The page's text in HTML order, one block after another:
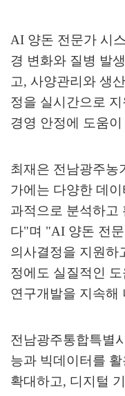
AI 양돈 전문가 시
경 변화와 질병 발
고, 사양관리와 생
정을 실시간으로
경영 안정에 도움
최재은 전남광주농
가에는 다양한 데
과적으로 분석하고
다"며 "AI 양돈 전
의사결정을 지원하
정에도 실질적인
연구개발을 지속해
전남광주통합특별
능과 빅데이터를
확대하고, 디지털